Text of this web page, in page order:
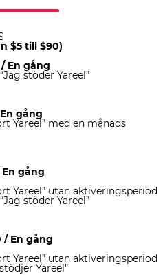
$5 till $90)
/ En gång
stöder Yareel”
gång
Yareel” med en månads
En gång
Yareel” utan aktiveringsperiod
stöder Yareel”
/ En gång
Yareel” utan aktiveringsperiod
Yareel”